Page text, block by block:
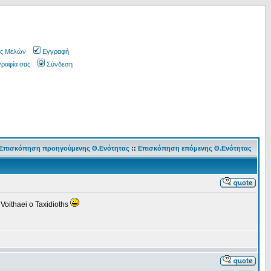
Μελών
Εγγραφή
σας
Σύνδεση
προηγούμενης Θ.Ενότητας :: Επισκόπηση επόμενης Θ.Ενότητας
o Taxidioths